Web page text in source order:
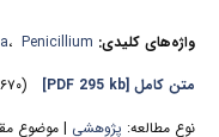
واژه‌های کلیدی: ، Penicillium
متن کامل [PDF 295 kb]
(۲۶۷۰ دریافت)
نوع مطالعه: پژوهشي | موضوع